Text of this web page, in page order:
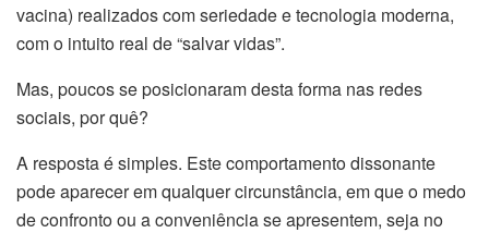
vacina) realizados com seriedade e tecnologia moderna,
com o intuito real de “salvar vidas”.
Mas, poucos se posicionaram desta forma nas redes
sociais, por quê?
A resposta é simples. Este comportamento dissonante
pode aparecer em qualquer circunstância, em que o medo
de confronto ou a conveniência se apresentem, seja no